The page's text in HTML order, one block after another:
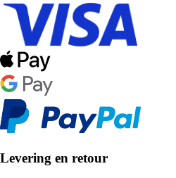
Levering en retour